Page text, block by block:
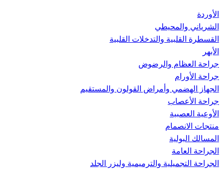
الأوردة
الشرياني والمحيطي
القسطرة القلبية والتدخلات القلبية
الأبهر
جراحة العظام والرضوض
جراحة الأورام
الجهاز الهضمي وأمراض القولون والمستقيم
جراحة الأعصاب
الأوعية العصبية
منتجات الانصمام
المسالك البولية
الجراحة العامة
الجراحة التجميلية والترميمية وليزر الجلد